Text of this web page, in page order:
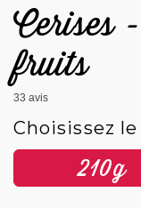
Cerises
fruits
33 avis
Choisissez
210g